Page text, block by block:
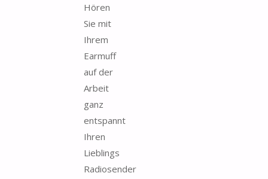
Hören
Sie mit
Ihrem
Earmuff
auf der
Arbeit
ganz
entspannt
Ihren
Lieblings
Radiosender